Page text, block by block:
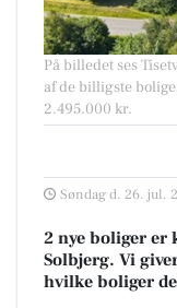
På billedet ses
af de billigste
2.495.000 kr.
Søndag d. 26. jul.
2 nye boliger er
Solbjerg. Vi
hvilke boliger